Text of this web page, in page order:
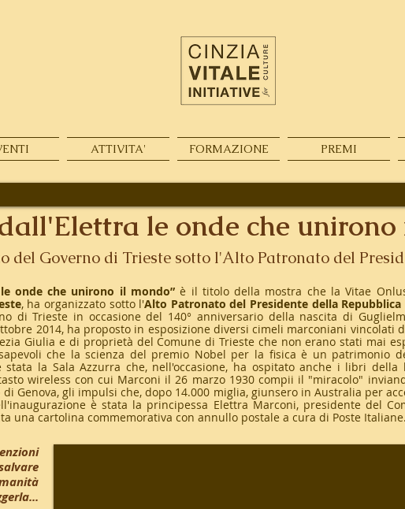
ATTIVITA' FORMAZIONE PREMI
le onde che
del Governo di Trieste sotto l'Alto Patronato del
onde che unirono il mondo”è il titolo della mostra che la Vitae
, ha organizzato sotto l'Alto Patronato del Presidente della
di Trieste in occasione del 140° anniversario della nascita di
2014, ha proposto in esposizione diversi cimeli marconiani vincolati
Giulia e di proprietà del Comune di Trieste che non erano stati mai
che la scienza del premio Nobel per la fisica è un patrimonio
stata la Sala Azzurra che, nell'occasione, ha ospitato anche i libri
wireless con cui Marconi il 26 marzo 1930 compii il "miracolo"
Genova, gli impulsi che, dopo 14.000 miglia, giunsero in Australia per
è stata la principessa Elettra Marconi, presidente del
una cartolina commemorativa con annullo postale a cura di Poste